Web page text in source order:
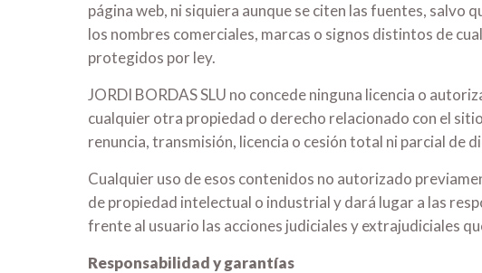
página web, ni siquiera aunque se citen las fuentes, salvo
los nombres comerciales, marcas o signos distintos de
protegidos por ley.
JORDI BORDAS SLU no concede ninguna licencia o
cualquier otra propiedad o derecho relacionado con el
renuncia, transmisión, licencia o cesión total ni parcial de
Cualquier uso de esos contenidos no autorizado
de propiedad intelectual o industrial y dará lugar a las
frente al usuario las acciones judiciales y extrajudiciales
Responsabilidad y garantías